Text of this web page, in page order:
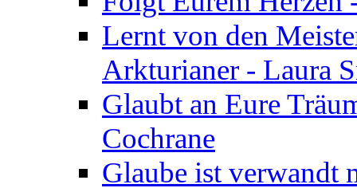
Lernt von den
Arkturianer - Laura
Glaubt an Eure
Cochrane
Glaube ist verwandt